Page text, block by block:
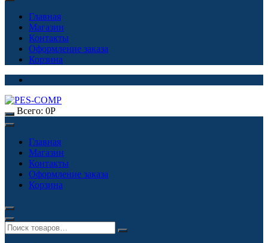
Главная
Магазин
Контакты
Оформление заказа
Корзина
Всего: 0Р
Главная
Магазин
Контакты
Оформление заказа
Корзина